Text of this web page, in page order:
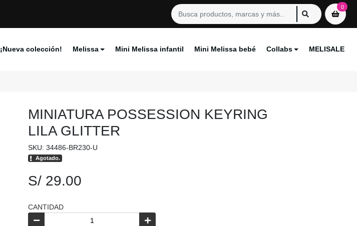
0
¡Nueva colección! Melissa Mini Melissa infantil Mini Melissa bebé Collabs MELISALE
MINIATURA POSSESSION KEYRING
LILA GLITTER
SKU: 34486-BR230-U
Agotado.
S/ 29.00
CANTIDAD